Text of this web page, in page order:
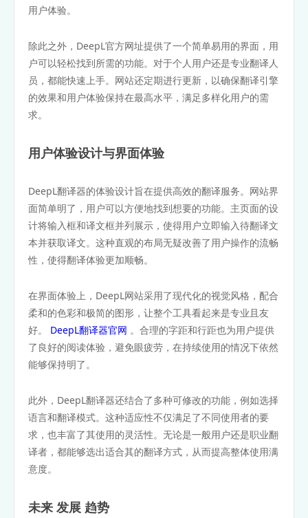
用户体验。
除此之外，DeepL官方网址提供了一个简单易用的界面，用
户可以轻松找到所需的功能。对于个人用户还是专业翻译人
员，都能快速上手。网站还定期进行更新，以确保翻译引擎
的效果和用户体验保持在最高水平，满足多样化用户的需
求。
用户体验设计与界面体验
DeepL翻译器的体验设计旨在提供高效的翻译服务。网站界
面简单明了，用户可以方便地找到想要的功能。主页面的设
计将输入框和译文框并列展示，使得用户立即输入待翻译文
本并获取译文。这种直观的布局无疑改善了用户操作的流畅
性，使得翻译体验更加顺畅。
在界面体验上，DeepL网站采用了现代化的视觉风格，配合
柔和的色彩和极简的图形，让整个工具看起来是专业且友
好。 DeepL翻译器官网 。合理的字距和行距也为用户提供
了良好的阅读体验，避免眼疲劳，在持续使用的情况下依然
能够保持明了。
此外，DeepL翻译器还结合了多种可修改的功能，例如选择
语言和翻译模式。这种适应性不仅满足了不同使用者的要
求，也丰富了其使用的灵活性。无论是一般用户还是职业翻
译者，都能够选出适合其的翻译方式，从而提高整体使用满
意度。
未来 发展 趋势